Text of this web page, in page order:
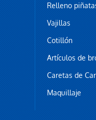
Relleno
Vajillas
Cotillón
Artículos de
Caretas de
Maquillaje